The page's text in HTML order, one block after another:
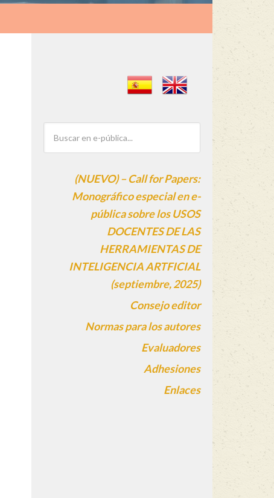
(NUEVO) – Call for Papers:
Monográfico especial en e-
pública sobre los USOS
DOCENTES DE LAS
HERRAMIENTAS DE
INTELIGENCIA ARTFICIAL
(septiembre, 2025)
Consejo editor
Normas para los autores
Evaluadores
Adhesiones
Enlaces